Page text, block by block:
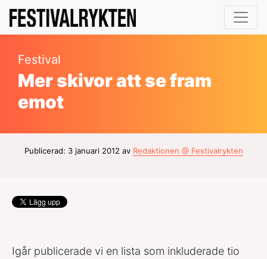
Festival
Mer skivor att se fram
emot
Publicerad: 3 januari 2012 av Redaktionen @ Festivalrykten
Igår publicerade vi en lista som inkluderade tio